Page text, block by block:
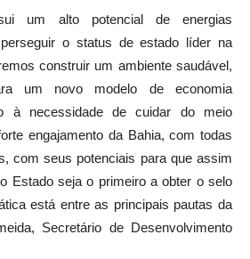
um alto potencial de energias
o status de estado líder na
construir um ambiente saudável,
um novo modelo de economia
à necessidade de cuidar do meio
engajamento da Bahia, com todas
com seus potenciais para que assim
Estado seja o primeiro a obter o selo
está entre as principais pautas da
Secretário de Desenvolvimento